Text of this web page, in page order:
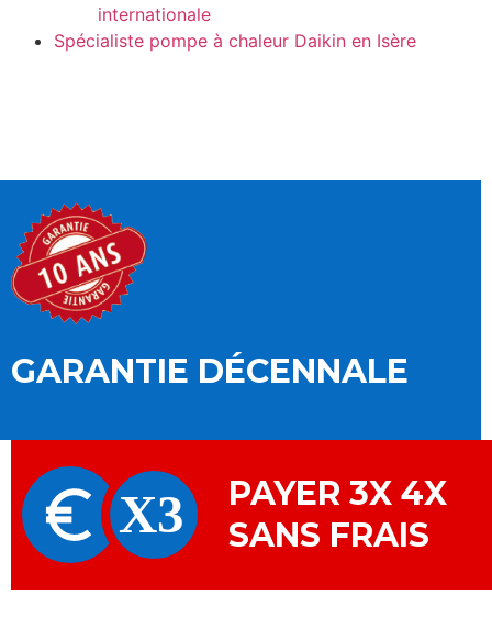
internationale
Spécialiste pompe à chaleur Daikin en Isère
GARANTIE DÉCENNALE
PAYER 3X 4X
SANS FRAIS